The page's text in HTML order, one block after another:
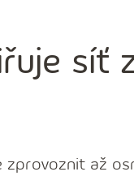
síť
zprovoznit až